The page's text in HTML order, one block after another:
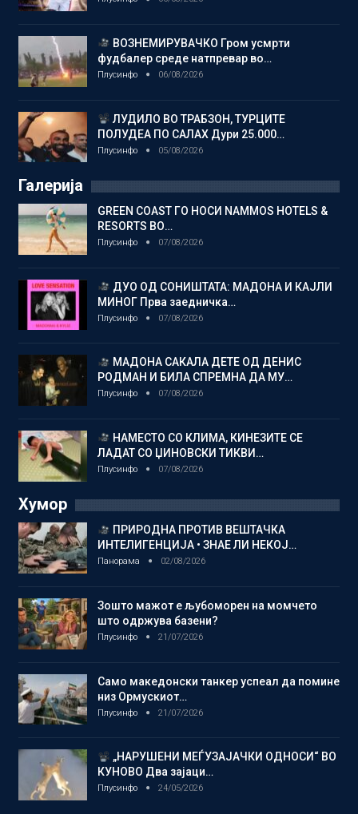
ВОЗНЕМИРУВАЧКО Гром усмрти
фудбалер среде натпревар во…
Плусинфо 06/08/2026
ЛУДИЛО ВО ТРАБЗОН, ТУРЦИТЕ
ПОЛУДЕА ПО САЛАХ Дури 25.000…
Плусинфо 05/08/2026
Галерија
GREEN COAST ГО НОСИ NAMMOS HOTELS &
RESORTS ВО…
Плусинфо 07/08/2026
ДУО ОД СОНИШТАТА: МАДОНА И КАЈЛИ
МИНОГ Прва заедничка…
Плусинфо 07/08/2026
МАДОНА САКАЛА ДЕТЕ ОД ДЕНИС
РОДМАН И БИЛА СПРЕМНА ДА МУ…
Плусинфо 07/08/2026
НАМЕСТО СО КЛИМА, КИНЕЗИТЕ СЕ
ЛАДАТ СО ЏИНОВСКИ ТИКВИ…
Плусинфо 07/08/2026
Хумор
ПРИРОДНА ПРОТИВ ВЕШТАЧКА
ИНТЕЛИГЕНЦИЈА • ЗНАЕ ЛИ НЕКОЈ…
Панорама 02/08/2026
Зошто мажот е љубоморен на момчето
што одржува базени?
Плусинфо 21/07/2026
Само македонски танкер успеал да помине
низ Ормускиот…
Плусинфо 21/07/2026
„НАРУШЕНИ МЕЃУЗАЈАЧКИ ОДНОСИ“ ВО
КУНОВО Два зајаци…
Плусинфо 24/05/2026